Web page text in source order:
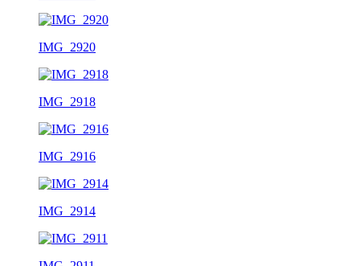
IMG_2920
IMG_2918
IMG_2916
IMG_2914